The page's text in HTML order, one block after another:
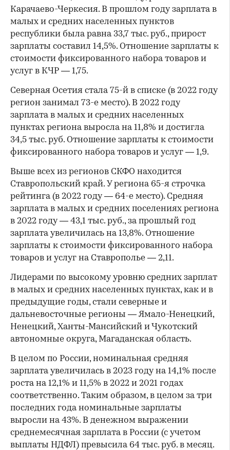
Карачаево-Черкесия. В прошлом году зарплата в
малых и средних населенных пунктов
республики была равна 33,7 тыс. руб., прирост
зарплаты составил 14,5%. Отношение зарплаты к
стоимости фиксированного набора товаров и
услуг в КЧР — 1,75.
Северная Осетия стала 75-й в списке (в 2022 году
регион занимал 73-е место). В 2022 году
зарплата в малых и средних населенных
пунктах региона выросла на 11,8% и достигла
34,5 тыс. руб. Отношение зарплаты к стоимости
фиксированного набора товаров и услуг — 1,9.
Выше всех из регионов СКФО находится
Ставропольский край. У региона 65-я строчка
рейтинга (в 2022 году — 64-е место). Средняя
зарплата в малых и средних поселениях региона
в 2022 году — 43,1 тыс. руб., за прошлый год
зарплата увеличилась на 13,8%. Отношение
зарплаты к стоимости фиксированного набора
товаров и услуг на Ставрополье — 2,11.
Лидерами по высокому уровню средних зарплат
в малых и средних населенных пунктах, как и в
предыдущие годы, стали северные и
дальневосточные регионы — Ямало-Ненецкий,
Ненецкий, Ханты-Мансийский и Чукотский
автономные округа, Магаданская область.
В целом по России, номинальная средняя
зарплата увеличилась в 2023 году на 14,1% после
роста на 12,1% и 11,5% в 2022 и 2021 годах
соответственно. Таким образом, в целом за три
последних года номинальные зарплаты
выросли на 43%. В денежном выражении
среднемесячная зарплата в России (с учетом
выплаты НДФЛ) превысила 64 тыс. руб. в месяц.